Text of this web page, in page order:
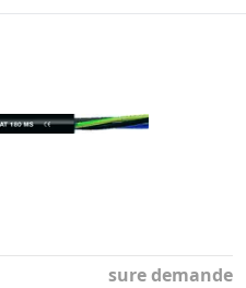
sure demande